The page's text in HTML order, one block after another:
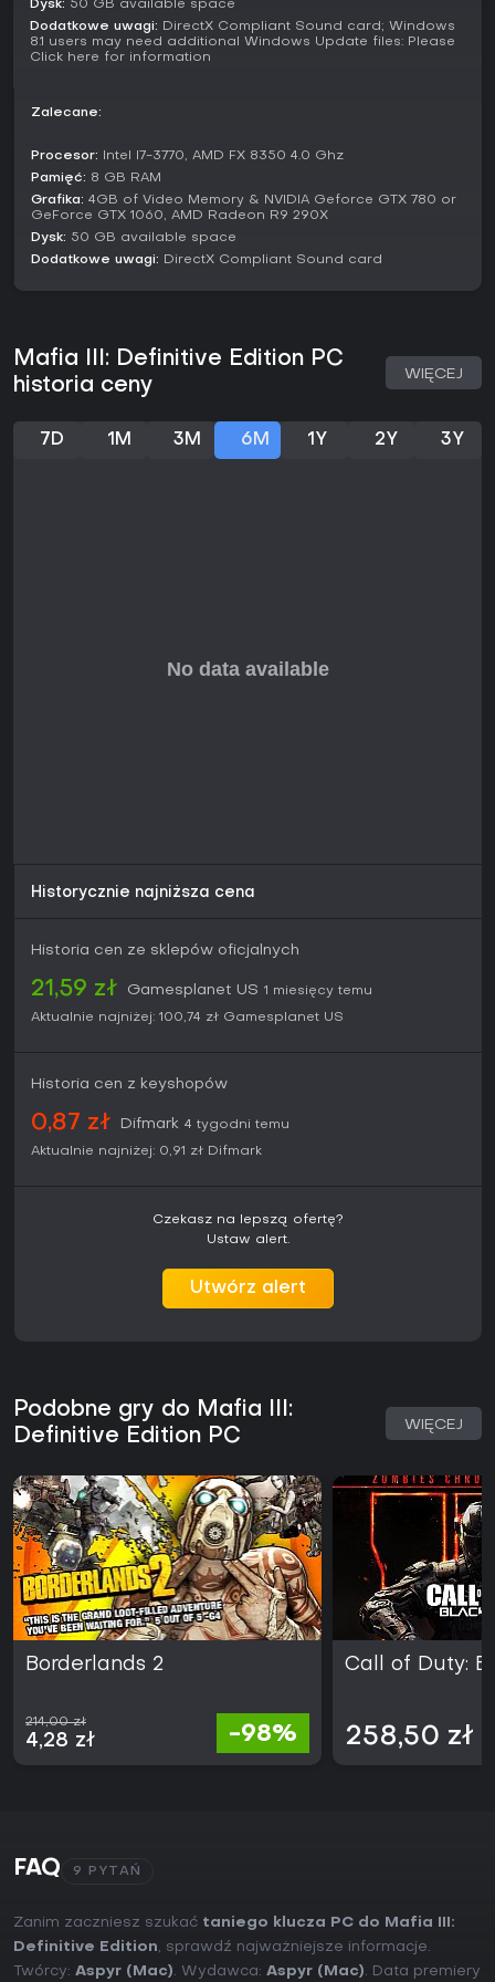
Kluczowe wątki to zdrada, napięcia rasowe i przestępczość
zorganizowana, ukazane w cutscenach i dialogach w grze.
Narracja zgłębia motywy rodziny i zemsty, a decyzje gracza
kształtują relacje z porucznikami i rozwój imperium.
Steamie pokazują 60% pozytywnych spośród ponad 15 000
okazjonalne problemy techniczne, jak niedokładne
Jeśli lubisz fabularne action-adventure z otwartym światem,
Obecnie gra nie dostaje aktualizacji, ale jej podstawowa
zawartość wciąż przyciąga fanów samotnych, story-driven
doświadczeń.
Dysk: 50 GB available space
Dodatkowe uwagi: DirectX Compliant Sound card; Windows
8.1 users may need additional Windows Update files: Please
Click here for information
Zalecane:
Procesor: Intel I7-3770, AMD FX 8350 4.0 Ghz
Pamięć: 8 GB RAM
Grafika: 4GB of Video Memory & NVIDIA Geforce GTX 780 or
GeForce GTX 1060, AMD Radeon R9 290X
Dysk: 50 GB available space
Dodatkowe uwagi: DirectX Compliant Sound card
Mafia III: Definitive Edition PC
historia ceny
WIĘCEJ
7D 1M 3M 6M 1Y 2Y 3Y
Historycznie najniższa cena
Historia cen ze sklepów oficjalnych
21,59 zł Gamesplanet US 1 miesięcy temu
Aktualnie najniżej: 100,74 zł Gamesplanet US
Historia cen z keyshopów
0,87 zł Difmark 4 tygodni temu
Aktualnie najniżej: 0,91 zł Difmark
Czekasz na lepszą ofertę?
Ustaw alert.
Utwórz alert
Podobne gry do Mafia III:
Definitive Edition PC
WIĘCEJ
Borderlands 2
214,00 zł
4,28 zł -98%
Call of Duty:
258,50 zł
FAQ 9 PYTAŃ
Zanim zaczniesz szukać taniego klucza PC do Mafia III:
Definitive Edition, sprawdź najważniejsze informacje.
Twórcy: Aspyr (Mac). Wydawca: Aspyr (Mac). Data premiery